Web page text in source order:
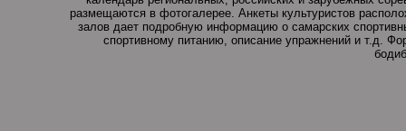
размещаются в фотогалерее. Анкеты культуристов
залов дает подробную информацию о самарских
спортивному питанию, описание упражнений и т.д.